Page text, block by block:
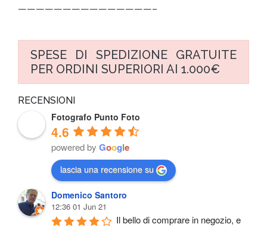
———————————————–
SPESE DI SPEDIZIONE GRATUITE
PER ORDINI SUPERIORI AI 1.000€
RECENSIONI
Fotografo Punto Foto
4.6
powered by Google
lascia una recensione su
Domenico Santoro
12:36 01 Jun 21
Il bello di comprare in negozio, e